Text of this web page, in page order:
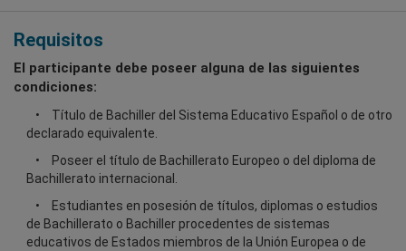
Requisitos
El participante debe poseer alguna de las siguientes
condiciones:
Título de Bachiller del Sistema Educativo Español o de otro
declarado equivalente.
Poseer el título de Bachillerato Europeo o del diploma de
Bachillerato internacional.
Estudiantes en posesión de títulos, diplomas o estudios
de Bachillerato o Bachiller procedentes de sistemas
educativos de Estados miembros de la Unión Europea o de